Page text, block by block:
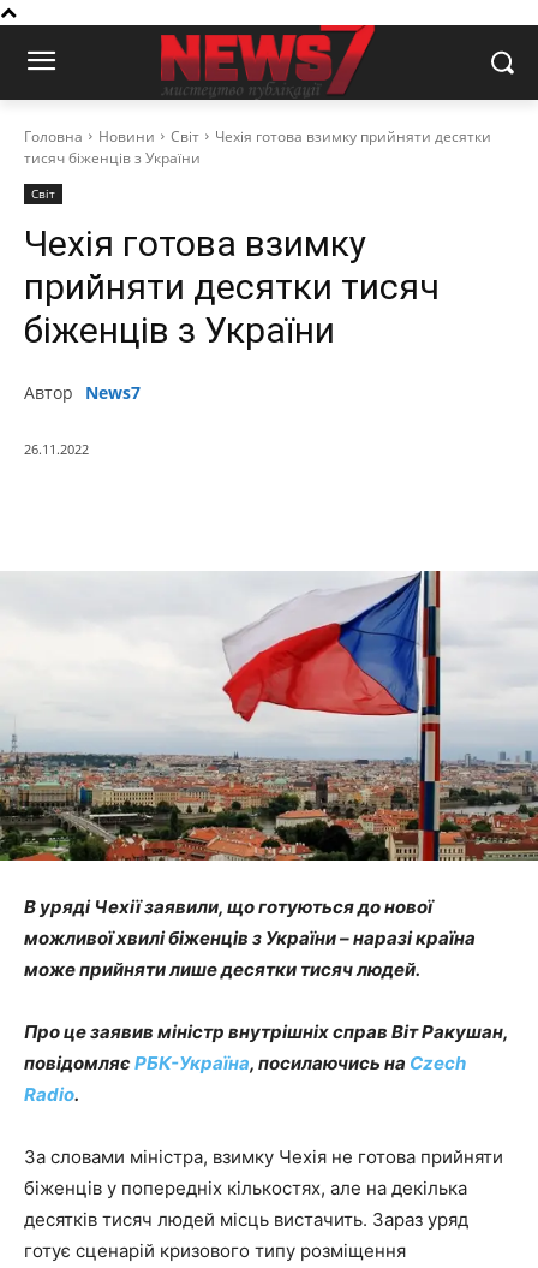
Головна Новини Світ
Чехія готова взимку прийняти десятки
тисяч біженців з України
Світ
Чехія готова взимку
прийняти десятки тисяч
біженців з України
Автор News7
26.11.2022
В уряді Чехії заявили, що готуються до нової
можливої хвилі біженців з України – наразі країна
може прийняти лише десятки тисяч людей.
Про це заявив міністр внутрішніх справ Віт Ракушан,
повідомляєРБК-Україна, посилаючись на Czech
Radio.
За словами міністра, взимку Чехія не готова прийняти
біженців у попередніх кількостях, але на декілька
десятків тисяч людей місць вистачить. Зараз уряд
готує сценарій кризового типу розміщення